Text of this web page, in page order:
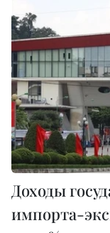
Доходы
импорта-